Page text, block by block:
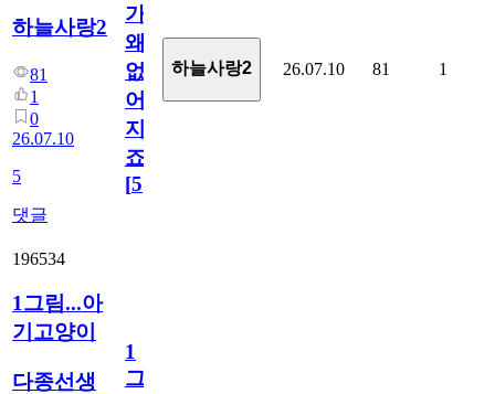
하늘사랑2
81
1
0
26.07.10
5
댓글
가
왜
없
어
지
죠.?
[5]
하늘사랑2 26.07.10 81 1
196534
1그림...아
기고양이
다종선생
1
그